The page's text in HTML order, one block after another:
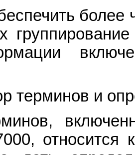
более
терминов и